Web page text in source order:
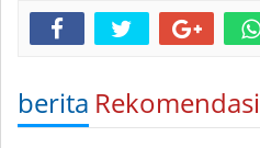
berita Rekomendasi